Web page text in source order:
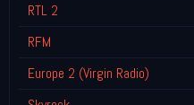
RTL 2
RFM
Europe 2 (Virgin Radio)